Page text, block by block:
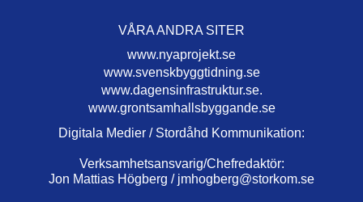
VÅRA ANDRA SITER
www.nyaprojekt.se
www.svenskbyggtidning.se
www.dagensinfrastruktur.se.
www.grontsamhallsbyggande.se
Digitala Medier / Stordåhd Kommunikation:
Verksamhetsansvarig/Chefredaktör:
Jon Mattias Högberg / jmhogberg@storkom.se